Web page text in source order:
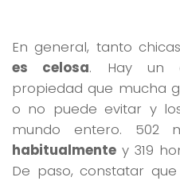
En general, tanto
es celosa. Hay un
propiedad que mucha
o no puede evitar y
mundo entero. 502
habitualmente y 319
De paso, constatar